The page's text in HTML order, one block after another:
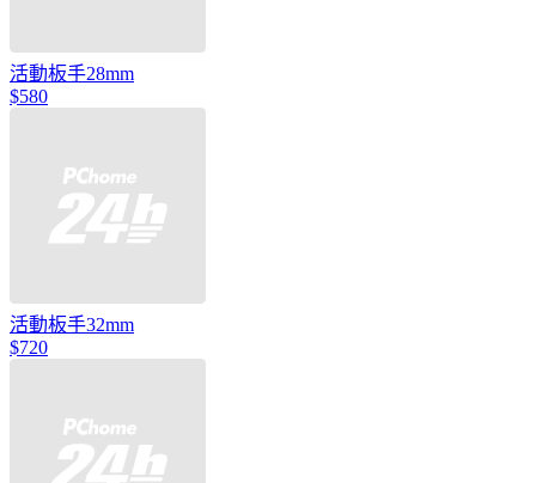
活動板手28mm
$580
活動板手32mm
$720